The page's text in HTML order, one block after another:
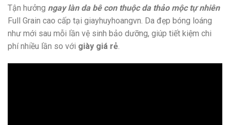
Tận hưởng ngay làn da bê con thuộc da thảo mộc tự nhiên
Full Grain cao cấp tại giayhuyhoangvn. Da đẹp bóng loáng
như mới sau mỗi lần vệ sinh bảo dưỡng, giúp tiết kiệm chi
phí nhiều lần so với giày giá rẻ.